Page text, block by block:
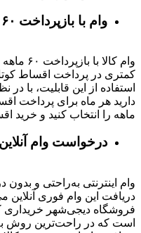
وام با بازپرداخت ۶۰ ماهه
وام
کمتری در پرداخت اقساط
استفاده از این قابلیت، با
ماهه را انتخاب کنید و خرید
درخواست وام آنلاین
وام اینترنتی به‌راحتی و
دریافت این وام فوری آنلاین
فروشگاه دیجی‌شهر خریداری
است که در راحت‌ترین روش